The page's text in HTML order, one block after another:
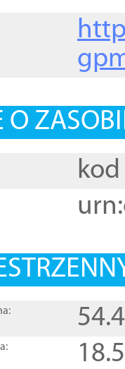
O
kod